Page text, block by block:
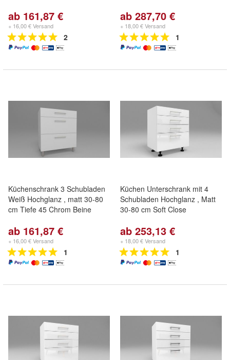
ab 161,87 €
+ 16,00 € Versand
2
ab 287,70 €
+ 18,00 € Versand
1
Küchenschrank 3 Schubladen
Weiß Hochglanz , matt 30-80
cm Tiefe 45 Chrom Beine
ab 161,87 €
+ 16,00 € Versand
1
Küchen Unterschrank mit 4
Schubladen Hochglanz , Matt
30-80 cm Soft Close
ab 253,13 €
+ 18,00 € Versand
1